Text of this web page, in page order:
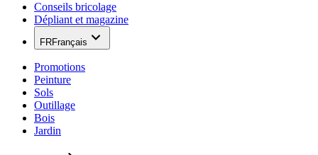
Conseils bricolage
Dépliant et magazine
FRFrançais
Promotions
Peinture
Sols
Outillage
Bois
Jardin